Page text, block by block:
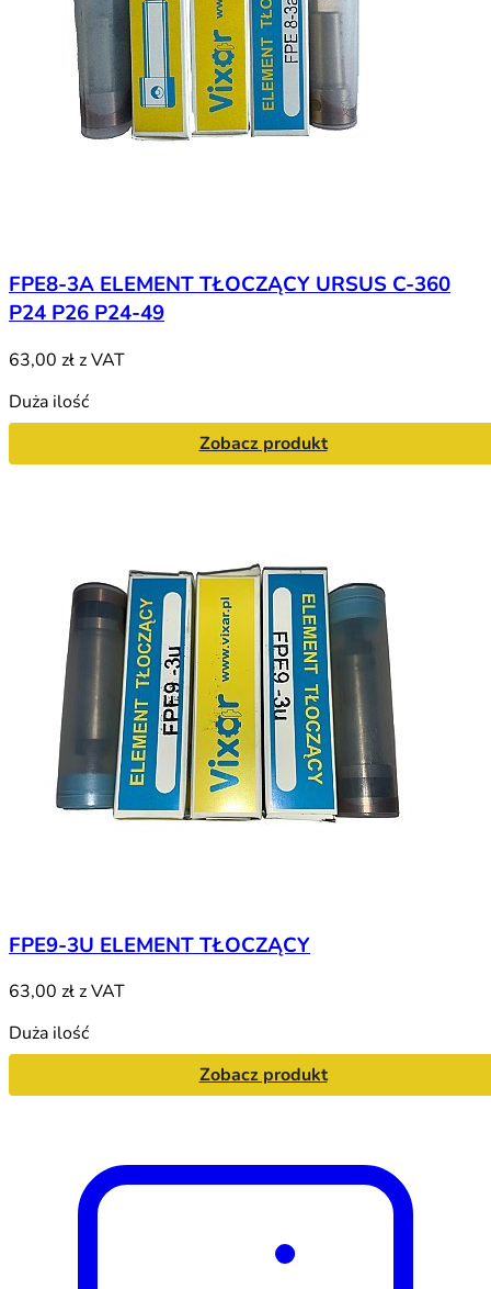
FPE8-3A ELEMENT TŁOCZĄCY URSUS C-360
P24 P26 P24-49
63,00 złz VAT
Duża ilość
Zobacz produkt
FPE9-3U ELEMENT TŁOCZĄCY
63,00 złz VAT
Duża ilość
Zobacz produkt